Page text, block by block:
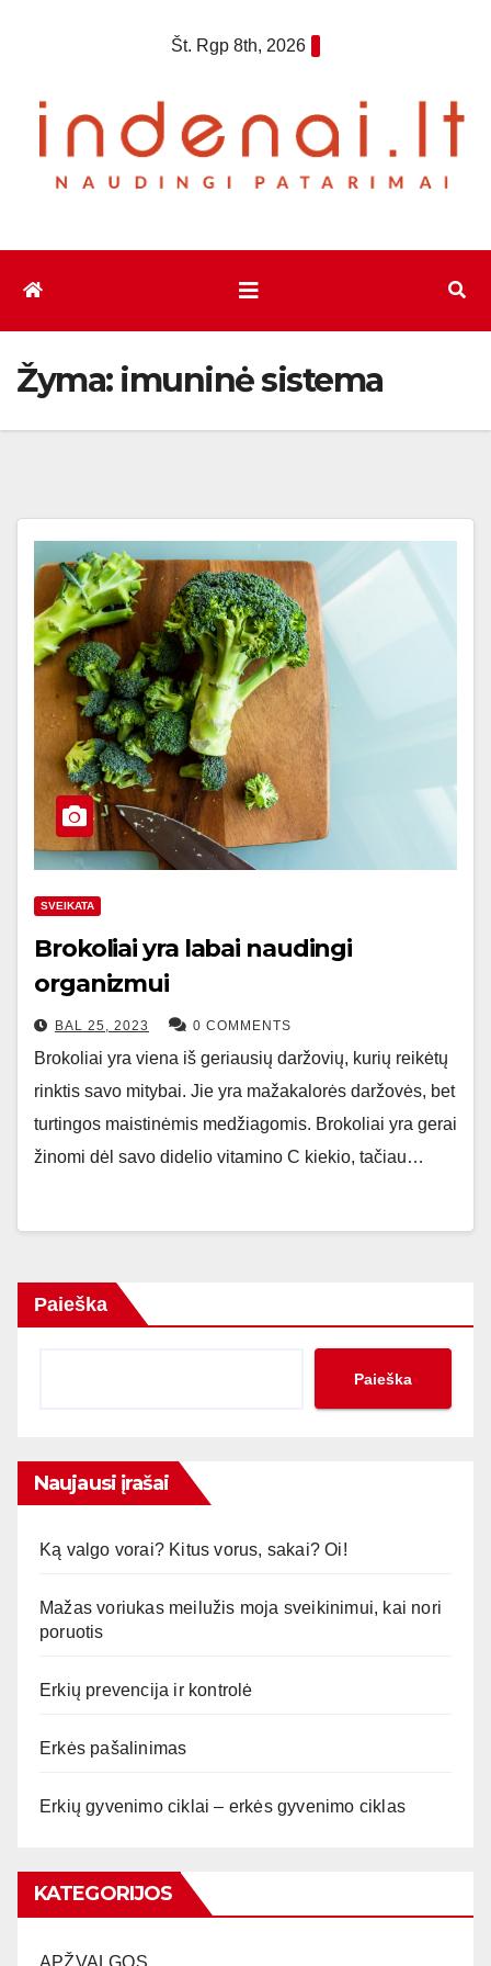
Št. Rgp 8th, 2026
Žyma: imuninė sistema
SVEIKATA
Brokoliai yra labai naudingi
organizmui
BAL 25, 2023 0 COMMENTS
Brokoliai yra viena iš geriausių daržovių, kurių reikėtų
rinktis savo mitybai. Jie yra mažakalorės daržovės, bet
turtingos maistinėmis medžiagomis. Brokoliai yra gerai
žinomi dėl savo didelio vitamino C kiekio, tačiau…
Paieška
Paieška
Naujausi įrašai
Ką valgo vorai? Kitus vorus, sakai? Oi!
Mažas voriukas meilužis moja sveikinimui, kai nori
poruotis
Erkių prevencija ir kontrolė
Erkės pašalinimas
Erkių gyvenimo ciklai – erkės gyvenimo ciklas
KATEGORIJOS
APŽVALGOS